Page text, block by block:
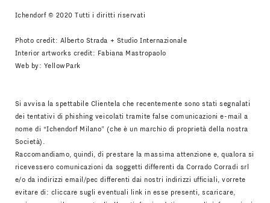
Ichendorf © 2020 Tutti i diritti riservati
Photo credit: Alberto Strada + Studio Internazionale
Interior artworks credit: Fabiana Mastropaolo
Web by: YellowPark
Si avvisa la spettabile Clientela che recentemente sono stati segnalati
dei tentativi di phishing veicolati tramite false comunicazioni e-mail a
nome di “Ichendorf Milano” (che è un marchio di proprietà della nostra
Società).
Raccomandiamo, quindi, di prestare la massima attenzione e, qualora si
ricevessero comunicazioni da soggetti differenti da Corrado Corradi srl
e/o da indirizzi email/pec differenti dai nostri indirizzi ufficiali, vorrete
evitare di: cliccare sugli eventuali link in esse presenti, scaricare,